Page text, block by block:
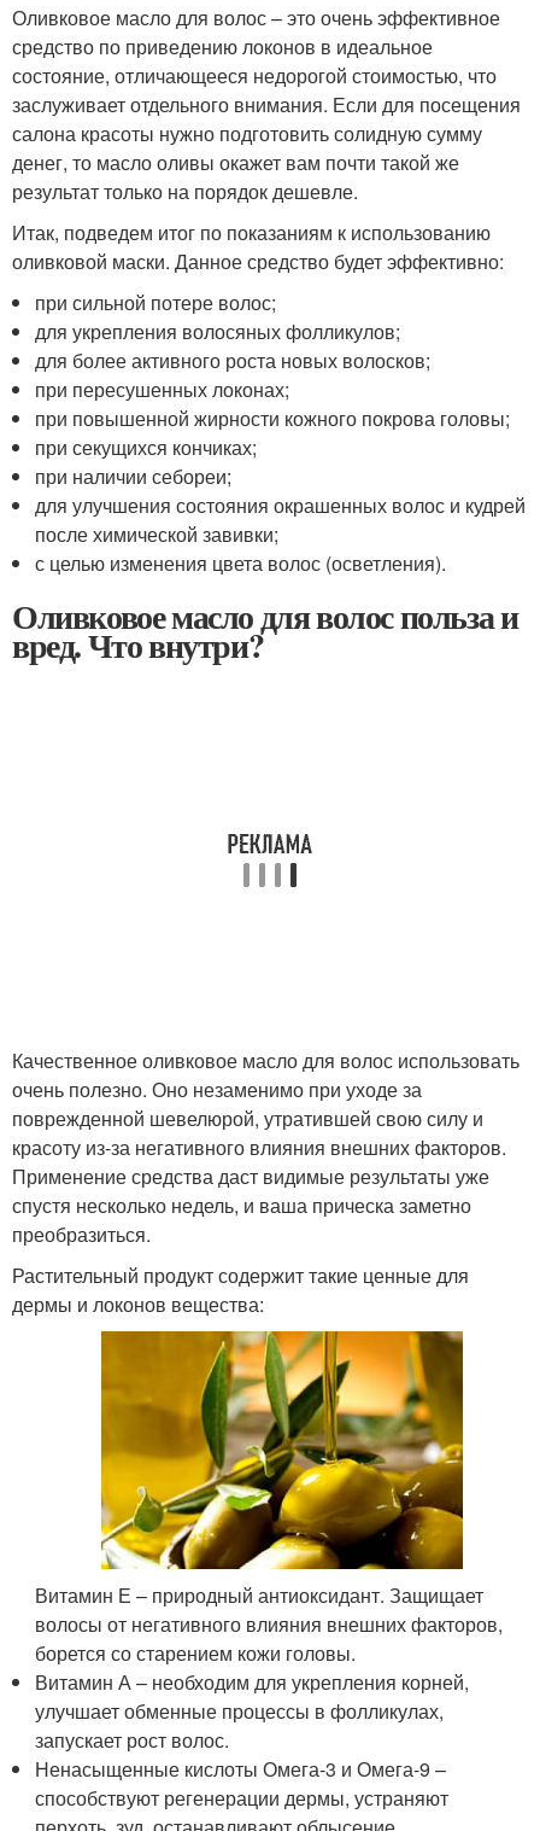
Оливковое масло для волос – это очень эффективное
средство по приведению локонов в идеальное
состояние, отличающееся недорогой стоимостью, что
заслуживает отдельного внимания. Если для посещения
салона красоты нужно подготовить солидную сумму
денег, то масло оливы окажет вам почти такой же
результат только на порядок дешевле.
Итак, подведем итог по показаниям к использованию
оливковой маски. Данное средство будет эффективно:
при сильной потере волос;
для укрепления волосяных фолликулов;
для более активного роста новых волосков;
при пересушенных локонах;
при повышенной жирности кожного покрова головы;
при секущихся кончиках;
при наличии себореи;
для улучшения состояния окрашенных волос и кудрей
после химической завивки;
с целью изменения цвета волос (осветления).
Оливковое масло для волос польза и
вред. Что внутри?
Качественное оливковое масло для волос использовать
очень полезно. Оно незаменимо при уходе за
поврежденной шевелюрой, утратившей свою силу и
красоту из-за негативного влияния внешних факторов.
Применение средства даст видимые результаты уже
спустя несколько недель, и ваша прическа заметно
преобразиться.
Растительный продукт содержит такие ценные для
дермы и локонов вещества:
Витамин Е – природный антиоксидант. Защищает
волосы от негативного влияния внешних факторов,
борется со старением кожи головы.
Витамин А – необходим для укрепления корней,
улучшает обменные процессы в фолликулах,
запускает рост волос.
Ненасыщенные кислоты Омега-3 и Омега-9 –
способствуют регенерации дермы, устраняют